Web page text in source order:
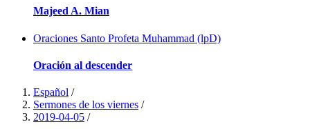
Majeed A. Mian
Oraciones Santo Profeta Muhammad (lpD)
Oración al descender
Español /
Sermones de los viernes /
2019-04-05 /